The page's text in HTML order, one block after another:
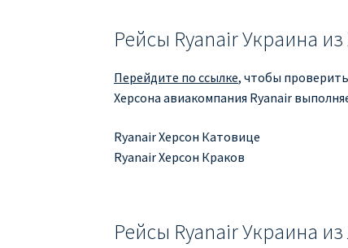
Рейсы Ryanair Украина
Перейдите по ссылке, чтобы
Херсона авиакомпания Ryanair
Ryanair Херсон Катовице
Ryanair Херсон Краков
Рейсы Ryanair Украина